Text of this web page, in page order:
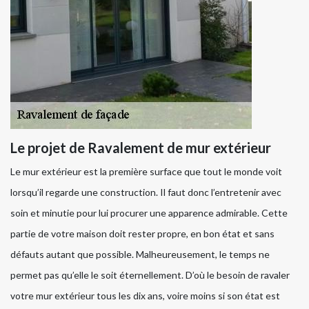
Le projet de Ravalement de mur extérieur
Le mur extérieur est la première surface que tout le monde voit
lorsqu’il regarde une construction. Il faut donc l’entretenir avec
soin et minutie pour lui procurer une apparence admirable. Cette
partie de votre maison doit rester propre, en bon état et sans
défauts autant que possible. Malheureusement, le temps ne
permet pas qu’elle le soit éternellement. D’où le besoin de ravaler
votre mur extérieur tous les dix ans, voire moins si son état est